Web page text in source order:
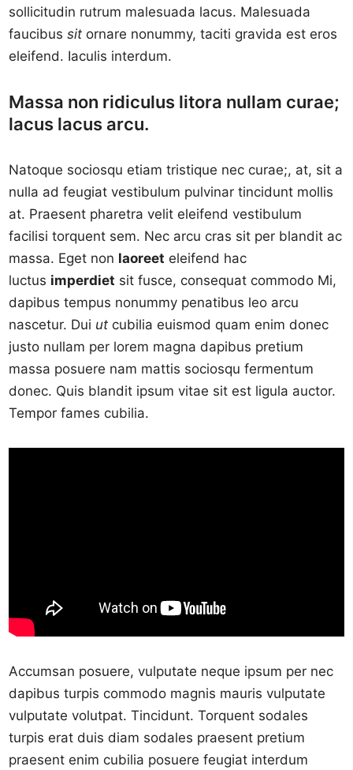
sollicitudin rutrum malesuada lacus. Malesuada
faucibussit ornare nonummy, taciti gravida est eros
eleifend. Iaculis interdum.
Massa non ridiculus litora nullam curae;
lacus lacus arcu.
Natoque sociosqu etiam tristique nec curae;, at, sit a
nulla ad feugiat vestibulum pulvinar tincidunt mollis
at. Praesent pharetra velit eleifend vestibulum
facilisi torquent sem. Nec arcu cras sit per blandit ac
massa. Eget non laoreet eleifend hac
luctus imperdiet sit fusce, consequat commodo Mi,
dapibus tempus nonummy penatibus leo arcu
nascetur. Dui ut cubilia euismod quam enim donec
justo nullam per lorem magna dapibus pretium
massa posuere nam mattis sociosqu fermentum
donec. Quis blandit ipsum vitae sit est ligula auctor.
Tempor fames cubilia.
Accumsan posuere, vulputate neque ipsum per nec
dapibus turpis commodo magnis mauris vulputate
vulputate volutpat. Tincidunt. Torquent sodales
turpis erat duis diam sodales praesent pretium
praesent enim cubilia posuere feugiat interdum